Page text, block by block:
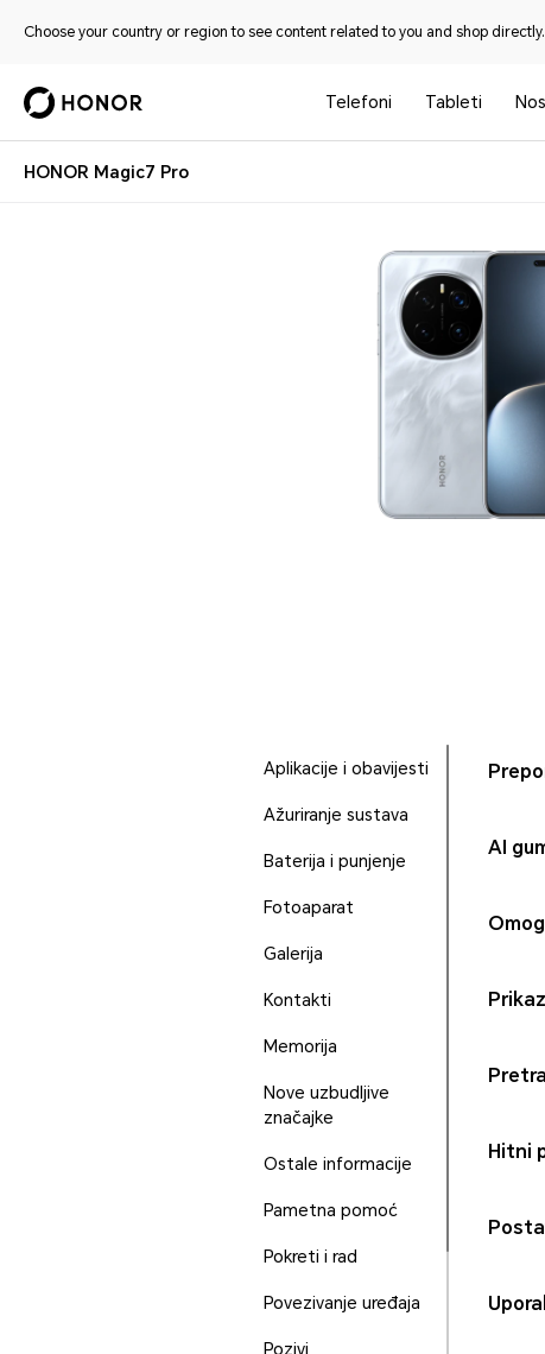
Choose your country or region to see content related to you and shop directly.
Telefoni Tableti
HONOR Magic7 Pro
Aplikacije i obavijesti
Ažuriranje sustava
Baterija i punjenje
Fotoaparat
Galerija
Kontakti
Memorija
Nove uzbudljive
značajke
Ostale informacije
Pametna pomoć
Pokreti i rad
Povezivanje uređaja
Pozivi
AI
Hitni